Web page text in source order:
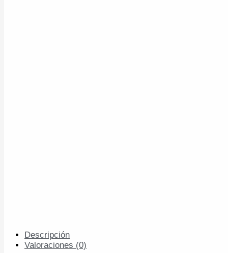
Descripción
Valoraciones (0)